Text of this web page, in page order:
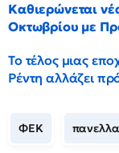
Καθιερώνεται
Οκτωβρίου με
Το τέλος μιας
Ρέντη αλλάζει
ΦΕΚ